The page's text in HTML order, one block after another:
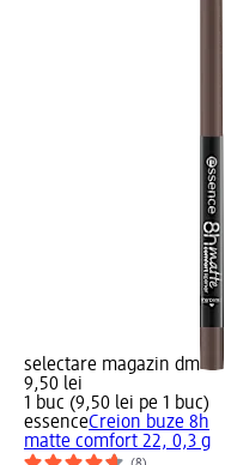
selectare magazin dm
9,50 lei
1 buc (9,50 lei pe 1 buc)
essenceCreion buze 8h
matte comfort 22, 0,3 g